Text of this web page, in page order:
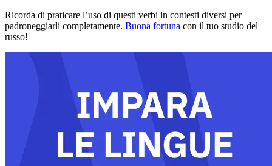
Ricorda di praticare l’uso di questi verbi in contesti diversi per
padroneggiarli completamente. Buona fortuna con il tuo studio del
russo!